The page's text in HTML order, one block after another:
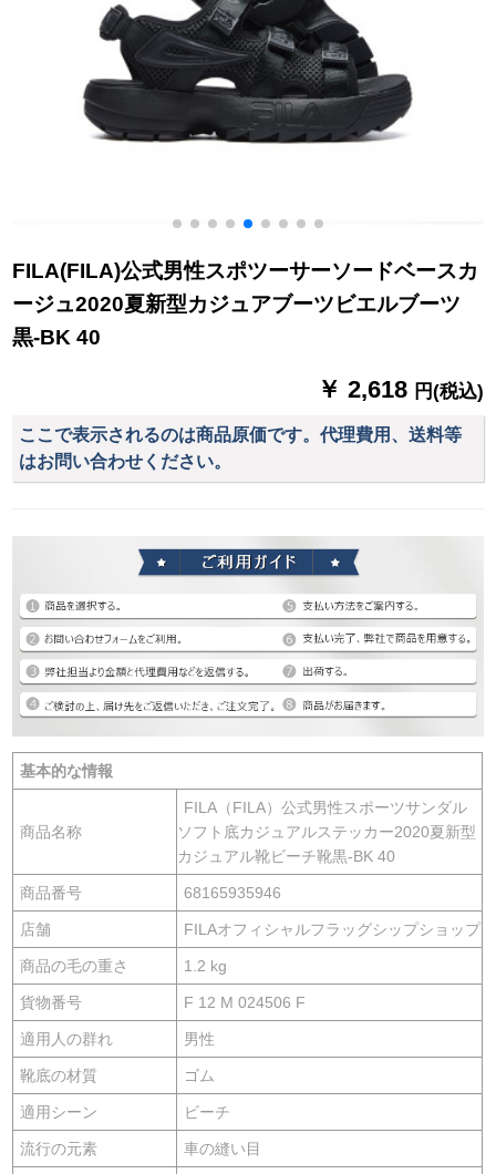
FILA(FILA)公式男性スポツーサーソードベースカ
ージュ2020夏新型カジュアブーツビエルブーツ
黒-BK 40
￥ 2,618 円(税込)
ここで表示されるのは商品原価です。代理費用、送料等
はお問い合わせください。
基本的な情報
商品名称
FILA（FILA）公式男性スポーツサンダル
ソフト底カジュアルステッカー2020夏新型
カジュアル靴ビーチ靴黒-BK 40
商品番号 68165935946
店舗 FILAオフィシャルフラッグシップショップ
商品の毛の重さ 1.2 kg
貨物番号 F 12 M 024506 F
適用人の群れ 男性
靴底の材質 ゴム
適用シーン ビーチ
流行の元素 車の縫い目